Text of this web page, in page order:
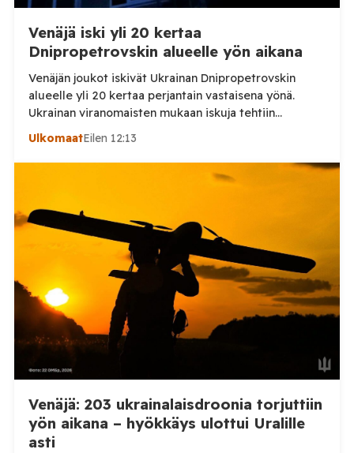
Venäjä iski yli 20 kertaa
Dnipropetrovskin alueelle yön aikana
Venäjän joukot iskivät Ukrainan Dnipropetrovskin
alueelle yli 20 kertaa perjantain vastaisena yönä.
Ukrainan viranomaisten mukaan iskuja tehtiin
drooneilla ja tykistöllä viidelle eri alueelle.
alueellisen sotilashallinnon johtaja Oleksandr Hanzha
kertoi perjantaiaamuna 7. elokuuta julkaisemassaan
hyökkäsivät yön aikana yli 20 kertaa viidelle alueelle.
Nikopolin alueella iskuja kohdistui Nikopolin
kaupunkiin sekä […]
UlkomaatEilen 12:13
Venäjä: 203 ukrainalaisdroonia torjuttiin
yön aikana – hyökkäys ulottui Uralille
asti